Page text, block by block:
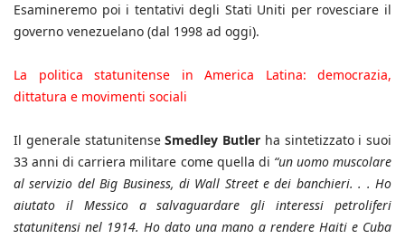
Esamineremo poi i tentativi degli Stati Uniti per rovesciare il
governo venezuelano (dal 1998 ad oggi).
La politica statunitense in America Latina: democrazia,
dittatura e movimenti sociali
Il generale statunitenseSmedley Butler ha sintetizzato i suoi
33 anni di carriera militare come quella di “un uomo muscolare
al servizio del Big Business, di Wall Street e dei banchieri. . . Ho
aiutato il Messico a salvaguardare gli interessi petroliferi
statunitensi nel 1914. Ho dato una mano a rendere Haiti e Cuba